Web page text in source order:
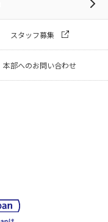
スタッフ募集
本部へのお問い合わせ